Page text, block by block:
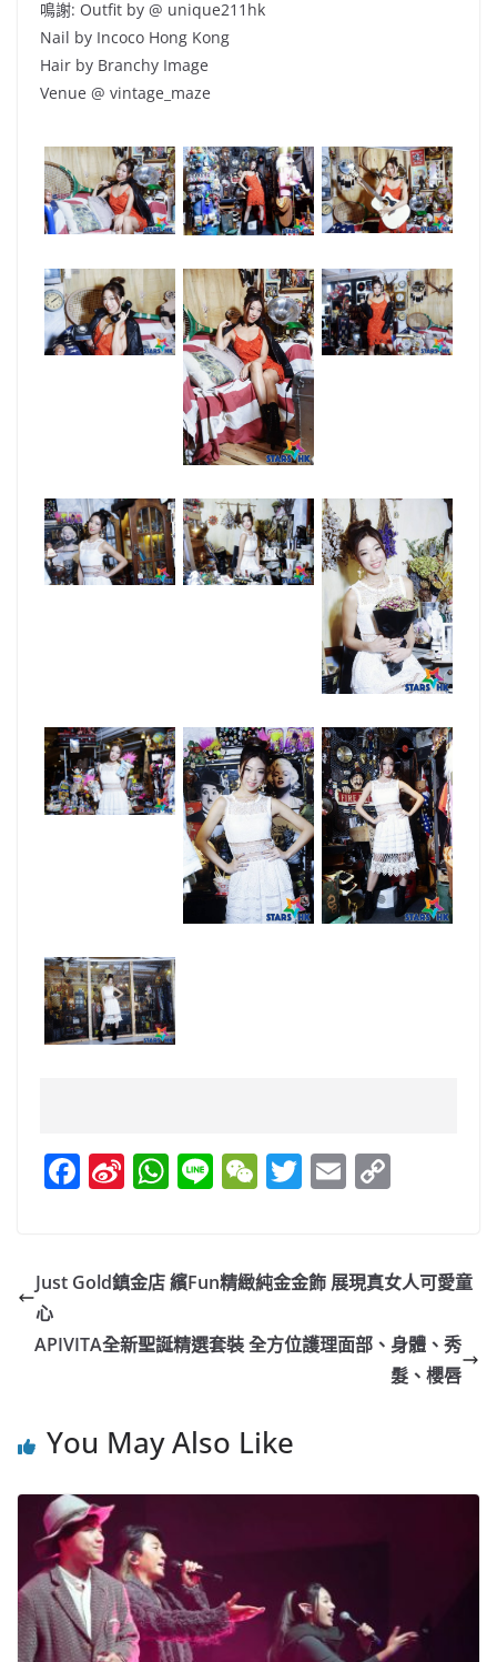
鳴謝: Outfit by @ unique211hk
Nail by Incoco Hong Kong
Hair by Branchy Image
Venue @ vintage_maze
F
a
e
o
Si
n
W
b
W
h
s
p
Li
n
W
e
h
T
w
er
E
m
l y
n
k
Just Gold鎮金店 繽Fun精緻純金金飾 展現真女人可愛童
心
APIVITA全新聖誕精選套裝 全方位護理面部、身體、秀
髮、櫻唇
You May Also Like